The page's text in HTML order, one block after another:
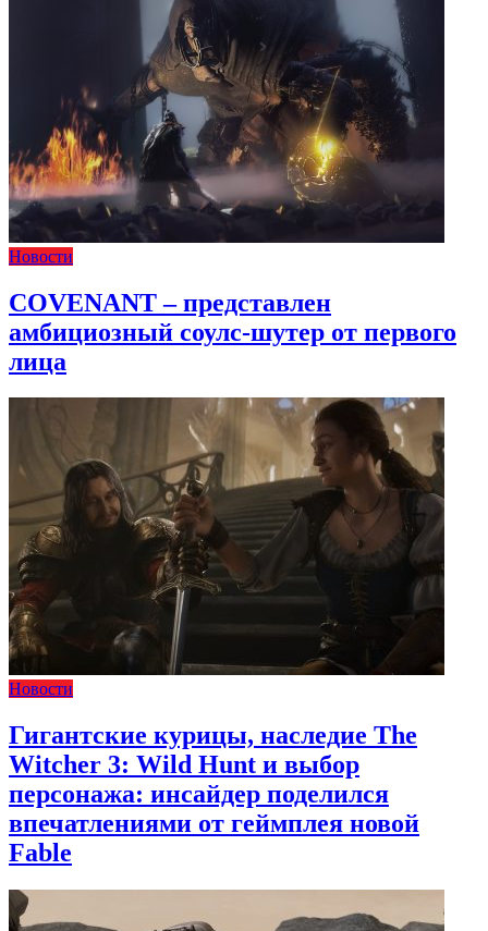
Новости
COVENANT – представлен
амбициозный соулс-шутер от первого
лица
Новости
Гигантские курицы, наследие The
Witcher 3: Wild Hunt и выбор
персонажа: инсайдер поделился
впечатлениями от геймплея новой
Fable